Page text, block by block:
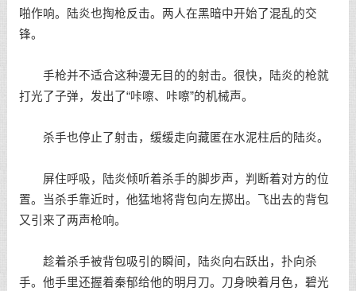
啪作响。陆炎也掏枪反击。两人在黑暗中开始了混乱的交
锋。
手枪并不适合这种漫无目的的射击。很快，陆炎的枪就
打光了子弹，发出了“咔嚓、咔嚓”的机械声。
杀手也停止了射击，缓缓走向藏匿在水泥柱后的陆炎。
屏住呼吸，陆炎倾听着杀手的脚步声，判断着对方的位
置。当杀手靠近时，他猛地将背包向左掷出。飞出去的背包
又引来了两声枪响。
趁着杀手被背包吸引的瞬间，陆炎向右跃出，扑向杀
手。他手里还握着秦郁给他的明月刀。刀身映着月色，碧光